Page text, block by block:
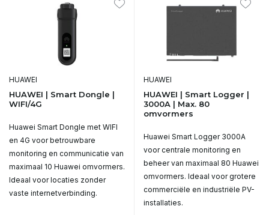
HUAWEI
HUAWEI | Smart Dongle |
WIFI/4G
Huawei Smart Dongle met WIFI
en 4G voor betrouwbare
monitoring en communicatie van
maximaal 10 Huawei omvormers.
Ideaal voor locaties zonder
vaste internetverbinding.
HUAWEI
HUAWEI | Smart Logger |
3000A | Max. 80
omvormers
Huawei Smart Logger 3000A
voor centrale monitoring en
beheer van maximaal 80 Huawei
omvormers. Ideaal voor grotere
commerciële en industriële PV-
installaties.